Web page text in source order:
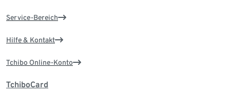
Service-Bereich
Hilfe & Kontakt
Tchibo Online-Konto
TchiboCard